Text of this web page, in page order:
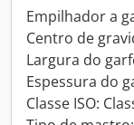
Empilhador a
Centro de
Largura do
Espessura do
Classe ISO: